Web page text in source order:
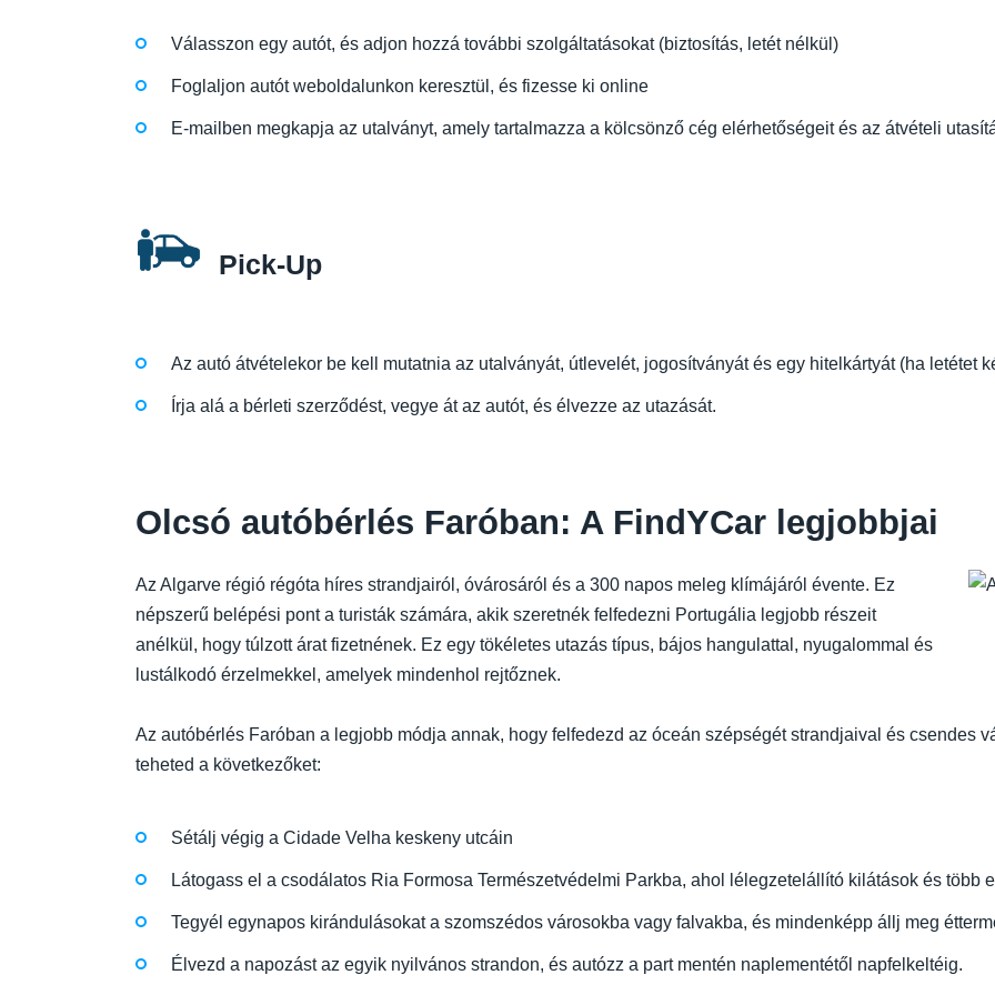
Válasszon egy autót, és adjon hozzá további szolgáltatásokat (biztosítás, letét nélkül)
Foglaljon autót weboldalunkon keresztül, és fizesse ki online
E-mailben megkapja az utalványt, amely tartalmazza a kölcsönző cég elérhetőségeit és az átvételi
Pick-Up
Az autó átvételekor be kell mutatnia az utalványát, útlevelét, jogosítványát és egy hitelkártyát (ha letétet
Írja alá a bérleti szerződést, vegye át az autót, és élvezze az utazását.
Olcsó autóbérlés Faróban: A FindYCar legjobbjai
Az Algarve régió régóta híres strandjairól, óvárosáról és a 300 napos meleg klímájáról évente. Ez
népszerű belépési pont a turisták számára, akik szeretnék felfedezni Portugália legjobb részeit
anélkül, hogy túlzott árat fizetnének. Ez egy tökéletes utazás típus, bájos hangulattal, nyugalommal és
lustálkodó érzelmekkel, amelyek mindenhol rejtőznek.
Az autóbérlés Faróban a legjobb módja annak, hogy felfedezd az óceán szépségét strandjaival és csendes
teheted a következőket:
Sétálj végig a Cidade Velha keskeny utcáin
Látogass el a csodálatos Ria Formosa Természetvédelmi Parkba, ahol lélegzetelállító kilátások és több
Tegyél egynapos kirándulásokat a szomszédos városokba vagy falvakba, és mindenképp állj meg
Élvezd a napozást az egyik nyilvános strandon, és autózz a part mentén naplementétől napfelkeltéig.